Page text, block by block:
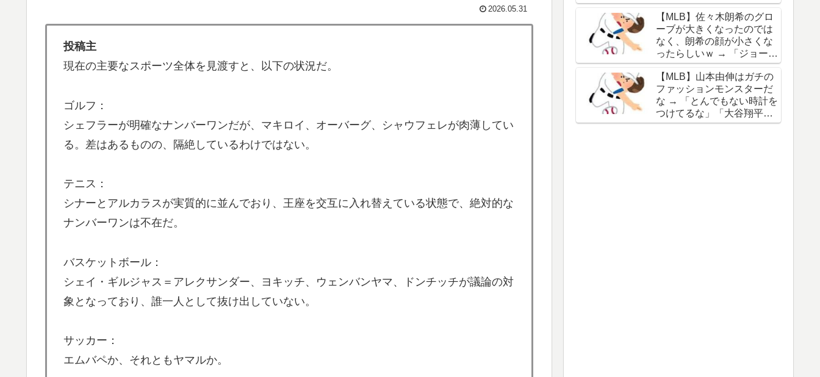
Google DeepMind再編 「Googleを作った男」ディーンが去り、本体は稼ぐAIへ舵を切る【海外の反
応・解説】
▶ 日本「俺は有名な武士の家系だけど世界のみんなは先祖に偉人っている？」
メなやつ…（ﾌﾞﾙﾌﾞﾙ」＝韓国の反応
海外「日本人はなんて気高いんだ！」 英高級紙も驚愕した極限の中の日本人の姿に世界が衝撃
▶ 外国人「俺達が見かけたヤバすぎる髪型を集めてみたｗｗｗｗ」
▶ インドネシアの西パプアでアメリカ人パイロット殺害を武装組織が主張。
韓国人「日本の柴犬くん散歩中の暑さに耐えられなかった結果」
▶ 外国人「日本の未来は安泰だ」16歳MF三井寺眞、衝撃ゴール！久保建英超え歴代2位の記録！3得点に
絡む活躍で海外絶賛！【海外の反応】
▶ スカトロ野郎「今日仕事が終わったらやっとうんこが食べられるぞ」←こんなやつが実在する事実
た…（ﾌﾞﾙﾌﾞﾙ」＝韓国の反応
▶ 海外「日本はさすが過ぎるｗ」 日本は野生動物の喧嘩さえ可愛くなってしまうと世界が騒然
2026.05.31
投稿主
現在の主要なスポーツ全体を見渡すと、以下の状況だ。
ゴルフ：
シェフラーが明確なナンバーワンだが、マキロイ、オーバーグ、シャウフェレが肉薄してい
る。差はあるものの、隔絶しているわけではない。
テニス：
シナーとアルカラスが実質的に並んでおり、王座を交互に入れ替えている状態で、絶対的な
ナンバーワンは不在だ。
バスケットボール：
シェイ・ギルジャス＝アレクサンダー、ヨキッチ、ウェンバンヤマ、ドンチッチが議論の対
象となっており、誰一人として抜け出していない。
サッカー：
エムバペか、それともヤマルか。
ら神格化されても期待通り
のキャリアを築けるのはほ
んの一握りだからな」「大
谷の名前を出したのはクリ
ック数稼ぎでしかないわ」
【MLB】佐々木朗希のグロ
ーブが大きくなったのでは
なく、朗希の顔が小さくな
ったらしいｗ → 「ジョーク
が出るってことは絶好調の
証拠だな」「癖なのか精神
的なものなのか分からない
がいい方向に進んだのはい
いことだ」
【MLB】山本由伸はガチの
ファッションモンスターだ
な → 「とんでもない時計を
つけてるな」「大谷翔平と
は真逆だな」